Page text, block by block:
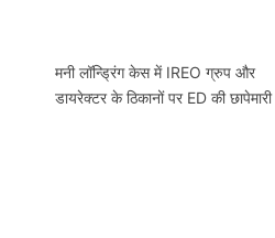
मनी लॉन्ड्रिंग केस में IREO ग्रुप और
डायरेक्टर के ठिकानों पर ED की छापेमारी